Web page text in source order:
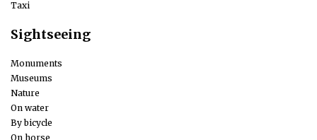
Taxi
Sightseeing
Monuments
Museums
Nature
On water
By bicycle
On horse